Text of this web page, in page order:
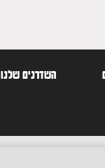
השדרנים שלנו